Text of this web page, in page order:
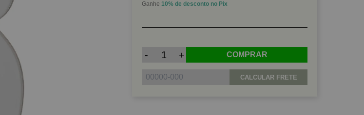
Ganhe 10% de desconto no Pix
- + COMPRAR
CALCULAR FRETE